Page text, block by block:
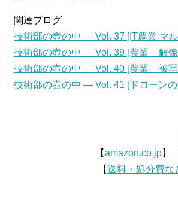
関連ブログ
技術部の壺の中 — Vol. 37 [IT農業 マ
技術部の壺の中 — Vol. 39 [農業 – 解
技術部の壺の中 — Vol. 40 [農業 – 被
技術部の壺の中 — Vol. 41 [ドローンの
【amazon.co.jp】
【送料・処分費な